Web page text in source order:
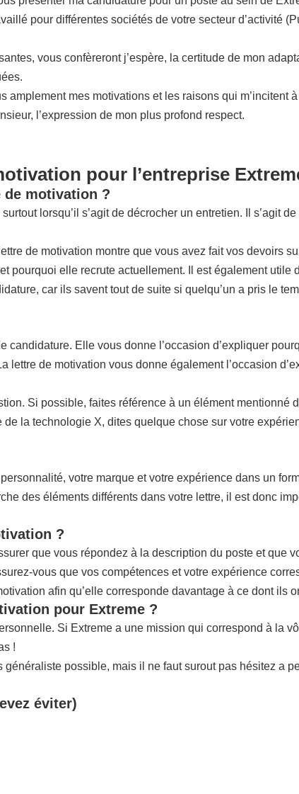
pour différentes sociétés de votre secteur d’activité
vous confèreront j’espère, la certitude de mon
mes motivations et les raisons qui m’incitent
l’expression de mon plus profond respect.
pour l’entreprise
de motivation ?
lorsqu’il s’agit de décrocher un entretien. Il s’agit
de motivation montre que vous avez fait vos devoirs
pourquoi elle recrute actuellement. Il est également
car ils savent tout de suite si quelqu’un a pris le
Elle vous donne l’occasion d’expliquer
lettre de motivation vous donne également l’occasion
Si possible, faites référence à un élément
la technologie X, dites quelque chose sur votre
votre marque et votre expérience dans un
des éléments différents dans votre lettre, il est donc
?
que vous répondez à la description du poste et que
vous que vos compétences et votre expérience
afin qu’elle corresponde davantage à ce dont ils
pour Extreme ?
Si Extreme a une mission qui correspond à la
!
possible, mais il ne faut surout pas hésitez a
éviter)